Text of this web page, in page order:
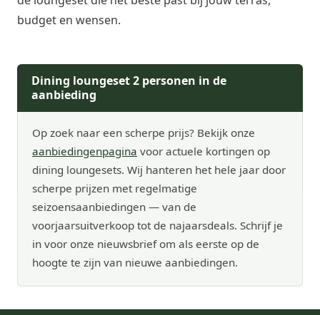
budget en wensen.
Dining loungeset 2 personen in de
aanbieding
Op zoek naar een scherpe prijs? Bekijk onze
aanbiedingenpagina voor actuele kortingen op
dining loungesets. Wij hanteren het hele jaar door
scherpe prijzen met regelmatige
seizoensaanbiedingen — van de
voorjaarsuitverkoop tot de najaarsdeals. Schrijf je
in voor onze nieuwsbrief om als eerste op de
hoogte te zijn van nieuwe aanbiedingen.